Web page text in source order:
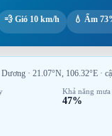
💨 Gió 10 km/h 💧 Ẩm
Dương · 21.07°N, 106.32°E ·
Khả năng mưa
47%